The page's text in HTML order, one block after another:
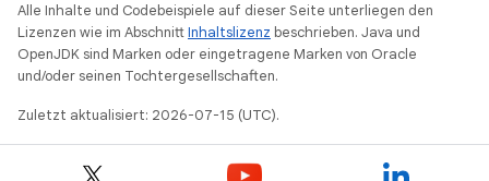
Alle Inhalte und Codebeispiele auf dieser Seite unterliegen den
Lizenzen wie im AbschnittInhaltslizenz beschrieben. Java und
OpenJDK sind Marken oder eingetragene Marken von Oracle
und/oder seinen Tochtergesellschaften.
Zuletzt aktualisiert: 2026-07-15 (UTC).